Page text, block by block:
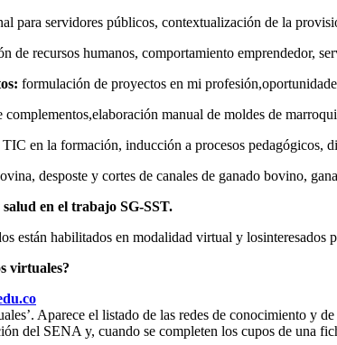
para servidores públicos, contextualización de la
de recursos humanos, comportamiento emprendedor,
formulación de proyectos en mi
complementos,elaboración manual de moldes de
TIC en la formación, inducción a procesos pedagógicos,
desposte y cortes de canales de ganado bovino,
en el trabajo SG-SST.
están habilitados en modalidad virtual y losinteresados
virtuales?
Aparece el listado de las redes de conocimiento y
del SENA y, cuando se completen los cupos de una